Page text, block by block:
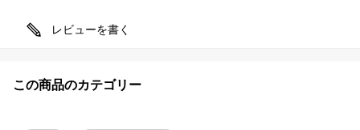
レビューを書く
この商品のカテゴリー